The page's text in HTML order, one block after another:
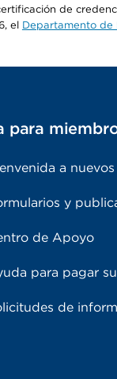
de
el Departamento de
para
a
y
de Apoyo
para pagar
de